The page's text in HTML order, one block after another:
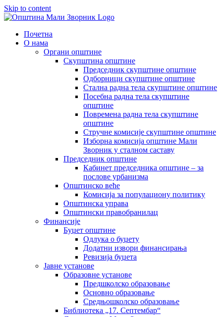
Skip to content
Почетна
О нама
Органи општине
Скупштина општине
Председник скупштине општине
Одборници скупштине општине
Стална радна тела скупштине општине
Посебна радна тела скупштине
општине
Повремена радна тела скупштине
општине
Стручне комисије скупштине општине
Изборна комисија општине Мали
Зворник у сталном саставу
Председник општине
Кабинет председника општине – за
послове урбанизма
Општинско веће
Комисија за популациону политику
Општинска управа
Општински правобранилац
Финансије
Буџет општине
Одлука о буџету
Додатни извори финансирања
Ревизија буџета
Јавне установе
Образовне установе
Предшколско образовање
Основно образовање
Средњошколско образовање
Библиотека „17. Септембар“